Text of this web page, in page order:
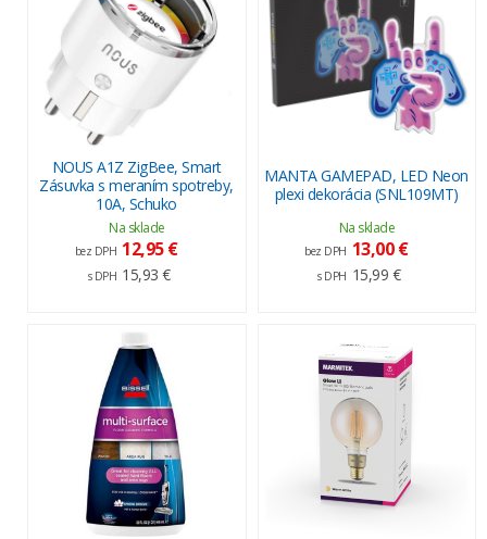
NOUS A1Z ZigBee, Smart
Zásuvka s meraním spotreby,
10A, Schuko
Na sklade
bez DPH 12,95 €
s DPH 15,93 €
MANTA GAMEPAD, LED Neon
plexi dekorácia (SNL109MT)
Na sklade
bez DPH 13,00 €
s DPH 15,99 €